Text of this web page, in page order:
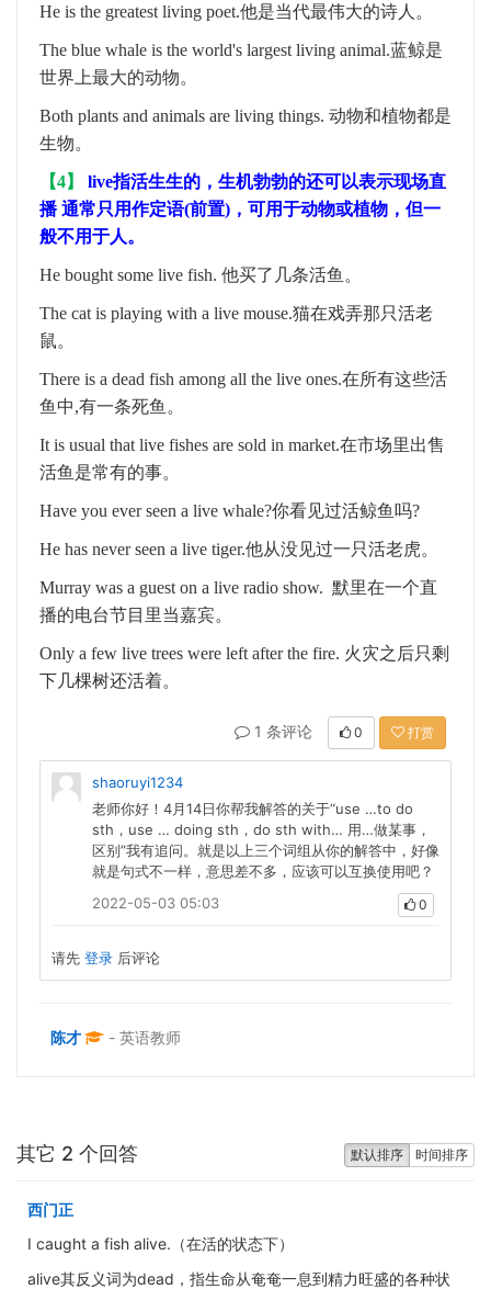
He is the greatest living poet.他是当代最伟大的诗人。
The blue whale is the world's largest living animal.蓝鲸是
世界上最大的动物。
Both plants and animals are living things. 动物和植物都是
生物。
【4】 live指活生生的，生机勃勃的还可以表示现场直
播 通常只用作定语(前置) ，可用于动物或植物，但一
般不用于人。
He bought some live fish. 他买了几条活鱼。
The cat is playing with a live mouse.猫在戏弄那只活老
鼠。
There is a dead fish among all the live ones.在所有这些活
鱼中,有一条死鱼。
It is usual that live fishes are sold in market.在市场里出售
活鱼是常有的事。
Have you ever seen a live whale?你看见过活鲸鱼吗?
He has never seen a live tiger.他从没见过一只活老虎。
Murray was a guest on a live radio show. 默里在一个直
播的电台节目里当嘉宾。
Only a few live trees were left after the fire. 火灾之后只剩
下几棵树还活着。
1 条评论 0 打赏
shaoruyi1234
老师你好！4月14日你帮我解答的关于“use …to do
sth，use … doing sth，do sth with… 用…做某事，
区别”我有追问。就是以上三个词组从你的解答中，好像
就是句式不一样，意思差不多，应该可以互换使用吧？
2022-05-03 05:03
0
请先 登录 后评论
陈才 - 英语教师
默认排序 时间排序
其它 2 个回答
西门正
I caught a fish alive.（在活的状态下）
alive其反义词为dead，指生命从奄奄一息到精力旺盛的各种状